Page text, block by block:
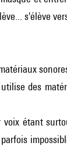
s'élève
des
étant